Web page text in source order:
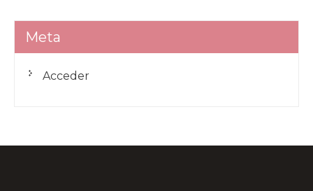
Meta
Acceder